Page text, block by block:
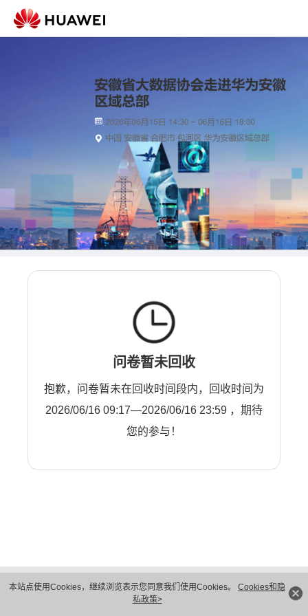
本站点使用Cookies，继续浏览表示您同意我们使用Cookies。 Cookies和隐
私政策>
问卷暂未回收
抱歉，问卷暂未在回收时间段内，回收时间为
2026/06/16 09:17—2026/06/16 23:59 ，期待
您的参与！
隐私保护
法律声明